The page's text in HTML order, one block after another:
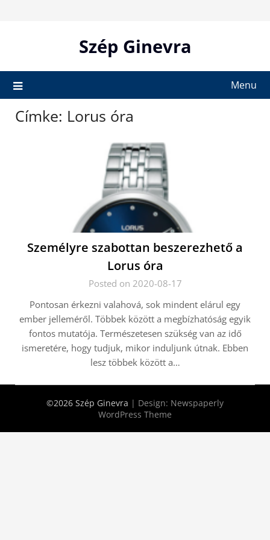
Szép Ginevra
Menu
Címke: Lorus óra
Személyre szabottan beszerezhető a
Lorus óra
Posted on 2020-08-17
Pontosan érkezni valahová, sok mindent elárul egy
ember jelleméről. Többek között a megbízhatóság egyik
fontos mutatója. Természetesen szükség van az idő
ismeretére, hogy tudjuk, mikor induljunk útnak. Ebben
lesz többek között a…
©2026 Szép Ginevra | Design: Newspaperly
WordPress Theme